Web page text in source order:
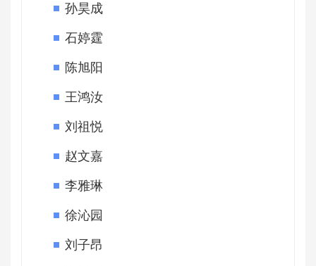
孙昊成
石婷霆
陈旭阳
王鸿汝
刘祖悦
赵文嘉
李雅琳
徐沁园
刘子昂